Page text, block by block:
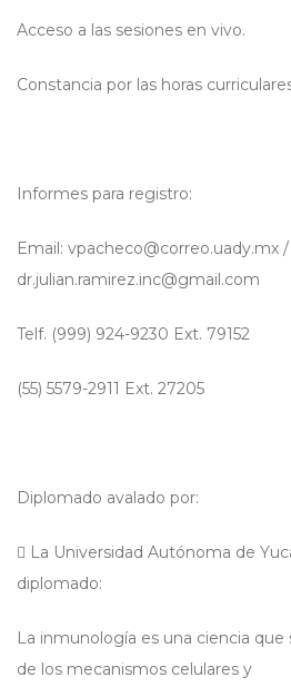
Acceso a las sesiones en vivo.
Constancia por las horas
Informes para registro:
Email: vpacheco@correo.uady.mx /
dr.julian.ramirez.inc@gmail.com
Telf. (999) 924-9230 Ext. 79152
(55) 5579-2911 Ext. 27205
Diplomado avalado por:
 La Universidad Autónoma de
diplomado:
La inmunología es una ciencia
de los mecanismos celulares y